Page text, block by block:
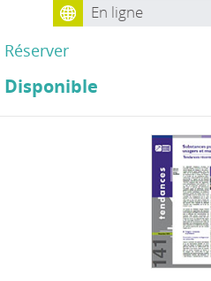
En ligne
Réserver
Disponible